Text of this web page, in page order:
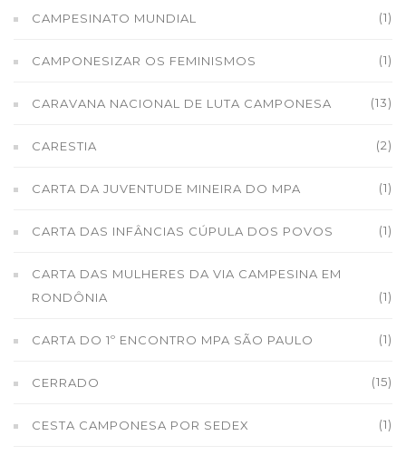
CAMPESINATO MUNDIAL (1)
CAMPONESIZAR OS FEMINISMOS (1)
CARAVANA NACIONAL DE LUTA CAMPONESA (13)
CARESTIA (2)
CARTA DA JUVENTUDE MINEIRA DO MPA (1)
CARTA DAS INFÂNCIAS CÚPULA DOS POVOS (1)
CARTA DAS MULHERES DA VIA CAMPESINA EM
RONDÔNIA
(1)
CARTA DO 1º ENCONTRO MPA SÃO PAULO (1)
CERRADO (15)
CESTA CAMPONESA POR SEDEX (1)